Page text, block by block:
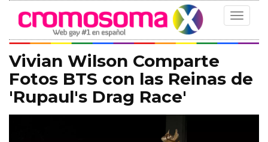
Toggle
Vivian Wilson Comparte
Fotos BTS con las Reinas de
'Rupaul's Drag Race'